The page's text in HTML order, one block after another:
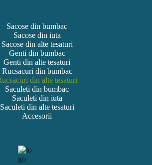
Sacose din bumbac
Sacose din iuta
Sacose din alte tesaturi
Genti din bumbac
Genti din alte tesaturi
Rucsacuri din bumbac
din alte tesaturi
Saculeti din bumbac
Saculeti din iuta
Saculeti din alte tesaturi
Accesorii